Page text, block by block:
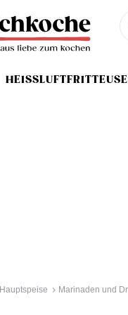
HEISSLUFTFRITTEUSE
Hauptspeise Marinaden und